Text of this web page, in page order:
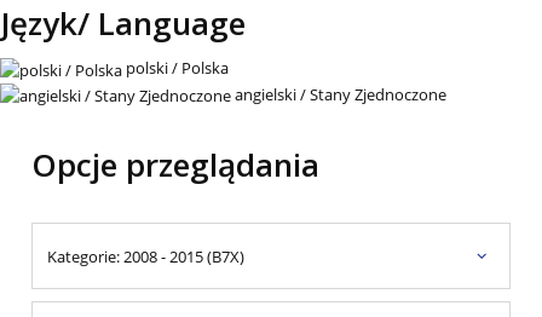
Język/ Language
polski / Polska
angielski / Stany Zjednoczone
Opcje przeglądania
Kategorie: 2008 - 2015 (B7X)